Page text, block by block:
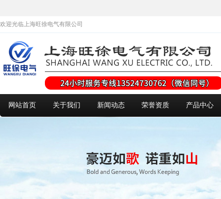
欢迎光临上海旺徐电气有限公司
网站首页 关于我们 新闻动态 荣誉资质 产品中心